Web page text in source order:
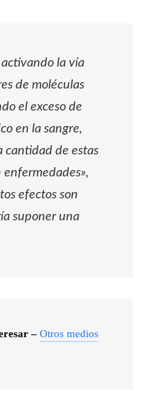
la vía
de moléculas
el exceso de
en la sangre,
cantidad de estas
enfermedades»,
efectos son
suponer una
– Otros medios